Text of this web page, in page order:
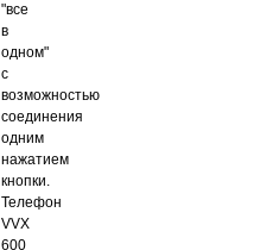
"все
в
одном"
с
возможностью
соединения
одним
нажатием
кнопки.
Телефон
VVX
600